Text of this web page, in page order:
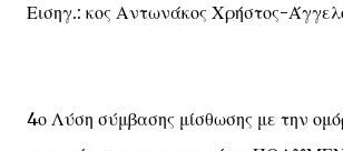
Εισηγ.: κος Αντωνάκος Χρήστος-
4ο Λύση σύμβασης μίσθωσης με την